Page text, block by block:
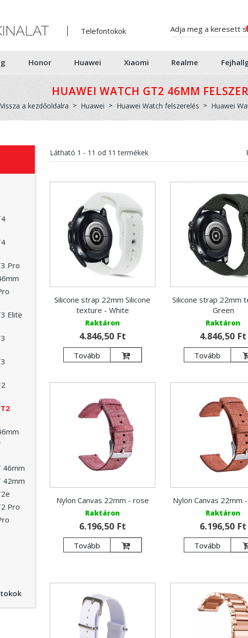
Telefontokok
Honor Huawei Xiaomi Realme
HUAWEI WATCH GT2 46MM
Vissza a kezdőoldalra Huawei Huawei Watch felszerelés Huawei
Pro
Elite
46mm
42mm
Pro
Látható 1 - 11 od 11 termékek
Silicone strap 22mm Silicone
texture - White
Raktáron
4.846,50 Ft
Tovább
Silicone strap 22mm
Green
Raktáron
4.846,50 Ft
Tovább
Nylon Canvas 22mm - rose
Raktáron
6.196,50 Ft
Tovább
Nylon Canvas 22mm
Raktáron
6.196,50 Ft
Tovább